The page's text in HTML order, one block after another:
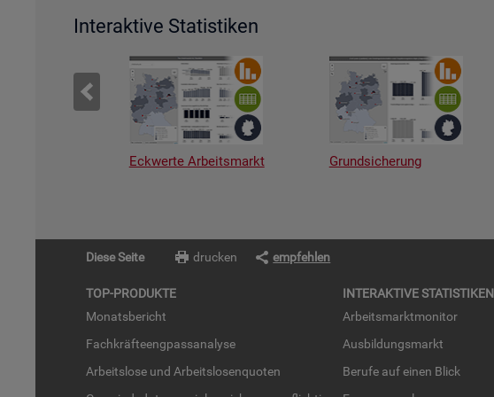
Interaktive Statistiken
Eckwerte Arbeitsmarkt Grundsicherung
Diese Seite drucken empfehlen
TOP-PRO­DUK­TE
Mo­nats­be­richt
Fach­kräf­te­eng­pass­ana­ly­se
Ar­beits­lo­se und Ar­beits­lo­sen­quo­ten
IN­TER­AK­TI­VE STA­TIS­TI­KEN
Ar­beits­markt­mo­ni­tor
Aus­bil­dungs­markt
Be­ru­fe auf einen Blick